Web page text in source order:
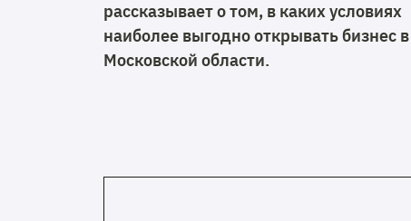
рассказывает о том, в каких условиях
наиболее выгодно открывать бизнес в
Московской области.